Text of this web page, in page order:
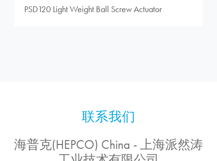
PSD120 Light Weight Ball Screw Actuator
海普克(HEPCO) China - 上海派然涛